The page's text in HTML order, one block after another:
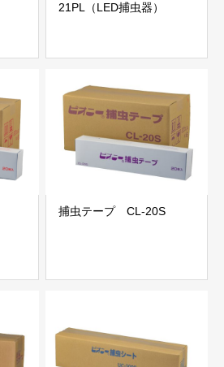
21PL（LED捕虫器）
捕虫テープ CL-20S